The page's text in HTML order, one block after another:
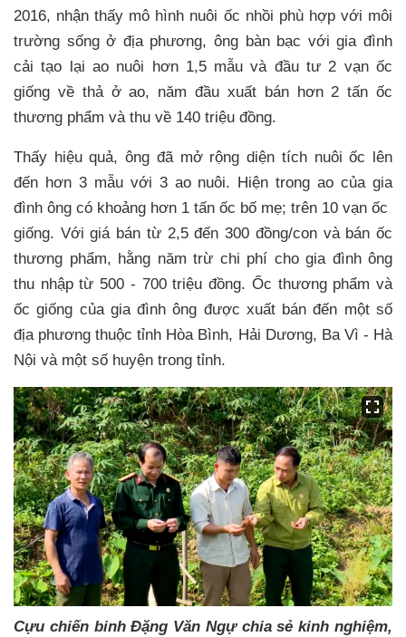
2016, nhận thấy mô hình nuôi ốc nhồi phù hợp với môi
trường sống ở địa phương, ông bàn bạc với gia đình
cải tạo lại ao nuôi hơn 1,5 mẫu và đầu tư 2 vạn ốc
giống về thả ở ao, năm đầu xuất bán hơn 2 tấn ốc
thương phẩm và thu về 140 triệu đồng.
Thấy hiệu quả, ông đã mở rộng diện tích nuôi ốc lên
đến hơn 3 mẫu với 3 ao nuôi. Hiện trong ao của gia
đình ông có khoảng hơn 1 tấn ốc bố mẹ; trên 10 vạn ốc
giống. Với giá bán từ 2,5 đến 300 đồng/con và bán ốc
thương phẩm, hằng năm trừ chi phí cho gia đình ông
thu nhập từ 500 - 700 triệu đồng. Ốc thương phẩm và
ốc giống của gia đình ông được xuất bán đến một số
địa phương thuộc tỉnh Hòa Bình, Hải Dương, Ba Vì - Hà
Nội và một số huyện trong tỉnh.
Cựu chiến binh Đặng Văn Ngự chia sẻ kinh nghiệm,